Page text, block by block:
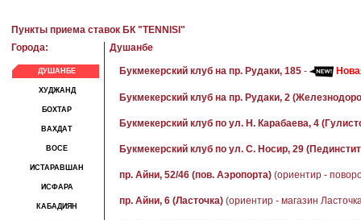
Пункты приема ставок БК "TENNISI"
Города:
ДУШАНБЕ
ХУДЖАНД
БОХТАР
ВАХДАТ
ВОСЕ
ИСТАРАВШАН
ИСФАРА
КАБАДИЯН
Душанбе
Букмекерский клуб на пр. Рудаки, 185 -
Букмекерский клуб на пр. Рудаки, 2
Букмекерский клуб по ул. Н. Карабаева, 4
Букмекерский клуб по ул. С. Носир, 29
пр. Айни, 52/46 (пов. Аэропорта) (ориентир -
пр. Айни, 6 (Ласточка) (ориентир - магазин